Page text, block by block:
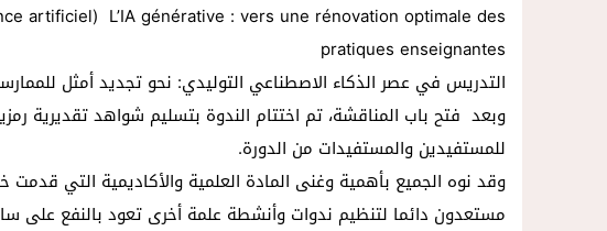
artificiel) L’IA générative : vers une rénovation optimale des
pratiques enseignantes
التدريس في عصر الذكاء الاصطناعي التوليدي: نحو تجديد أمثل
وبعد فتح باب المناقشة، تم اختتام الندوة بتسليم شواهد تقديرية
للمستفيدين والمستفيدات من الدورة.
وقد نوه الجميع بأهمية وغنى المادة العلمية والأكاديمية التي
مستعدون دائما لتنظيم ندوات وأنشطة علمة أخرى تعود بالنفع على